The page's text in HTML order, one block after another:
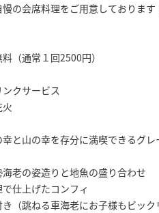
の会席料理をご用意しております
（通常１回2500円）
ンクサービス
火
と山の幸を存分に満喫できるグレ
海老の姿造りと地魚の盛り合わせ
仕上げたコンフィ
（跳ねる車海老にお子様もビック